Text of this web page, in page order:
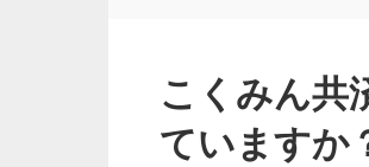
こくみん共
ていますか